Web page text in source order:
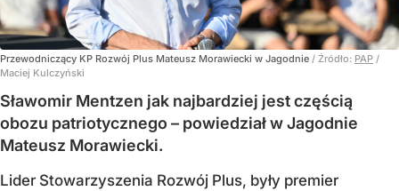
Przewodniczący KP Rozwój Plus Mateusz Morawiecki w Jagodnie / Źródło: PAP /
Maciej Kulczyński
Sławomir Mentzen jak najbardziej jest częścią
obozu patriotycznego – powiedział w Jagodnie
Mateusz Morawiecki.
Lider Stowarzyszenia Rozwój Plus, były premier